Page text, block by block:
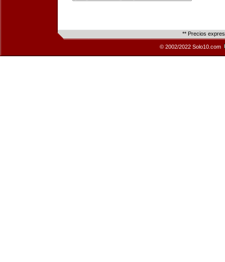
** Precios
© 2002/2022 Solo10.com